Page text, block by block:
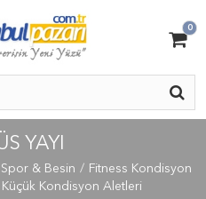
0
YAYI
Spor & Besin
Fitness Kondisyon
Küçük Kondisyon Aletleri